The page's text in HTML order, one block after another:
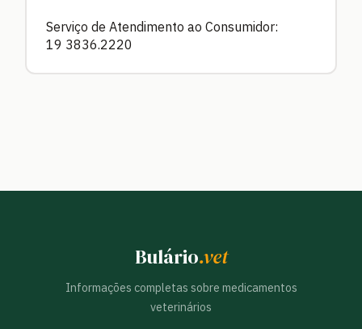
Serviço de Atendimento ao Consumidor:
19 3836.2220
Bulário.vet
Informações completas sobre medicamentos
veterinários